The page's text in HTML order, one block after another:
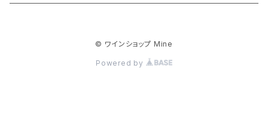
© ワインショップ Mine
Powered by